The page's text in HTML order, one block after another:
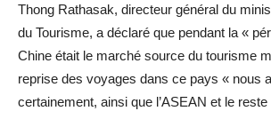
Thong Rathasak, directeur général du
du Tourisme, a déclaré que pendant la «
Chine était le marché source du tourisme
reprise des voyages dans ce pays « nous
certainement, ainsi que l’ASEAN et le